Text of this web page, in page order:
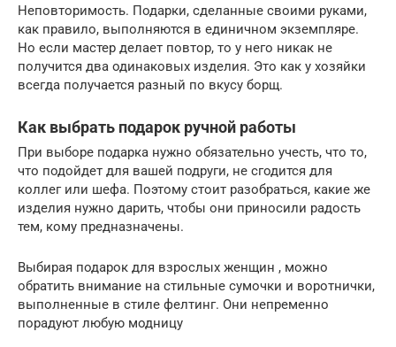
Неповторимость. Подарки, сделанные своими руками,
как правило, выполняются в единичном экземпляре.
Но если мастер делает повтор, то у него никак не
получится два одинаковых изделия. Это как у хозяйки
всегда получается разный по вкусу борщ.
Как выбрать подарок ручной работы
При выборе подарка нужно обязательно учесть, что то,
что подойдет для вашей подруги, не сгодится для
коллег или шефа. Поэтому стоит разобраться, какие же
изделия нужно дарить, чтобы они приносили радость
тем, кому предназначены.
Выбирая подарок для взрослых женщин , можно
обратить внимание на стильные сумочки и воротнички,
выполненные в стиле фелтинг. Они непременно
порадуют любую модницу